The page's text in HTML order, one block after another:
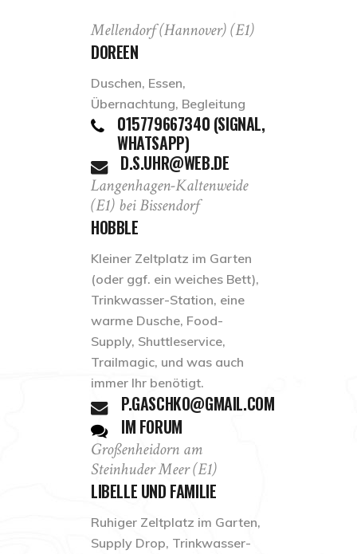
Mellendorf (Hannover) (E1)
DOREEN
Duschen, Essen,
Übernachtung, Begleitung
015779667340 (SIGNAL,
WHATSAPP)
D.S.UHR@WEB.DE
Langenhagen-Kaltenweide
(E1) bei Bissendorf
HOBBLE
Kleiner Zeltplatz im Garten
(oder ggf. ein weiches Bett),
Trinkwasser-Station, eine
warme Dusche, Food-
Supply, Shuttleservice,
Trailmagic, und was auch
immer Ihr benötigt.
P.GASCHKO@GMAIL.COM
IM FORUM
Großenheidorn am
Steinhuder Meer (E1)
LIBELLE UND FAMILIE
Ruhiger Zeltplatz im Garten,
Supply Drop, Trinkwasser-